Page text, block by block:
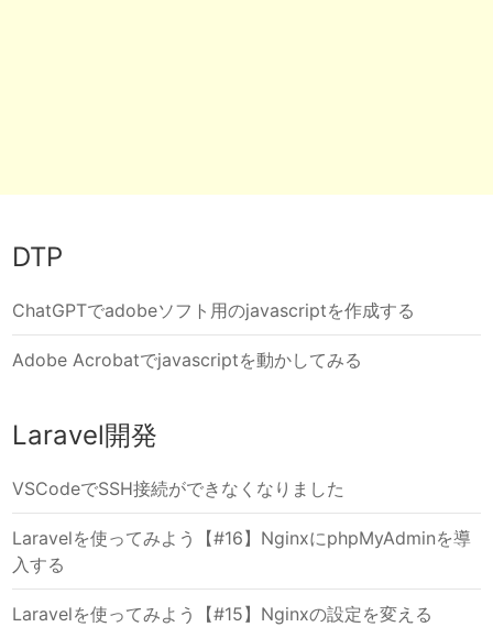
DTP
ChatGPTでadobeソフト用のjavascriptを作成する
Adobe Acrobatでjavascriptを動かしてみる
Laravel開発
VSCodeでSSH接続ができなくなりました
Laravelを使ってみよう【#16】NginxにphpMyAdminを導
入する
Laravelを使ってみよう【#15】Nginxの設定を変える